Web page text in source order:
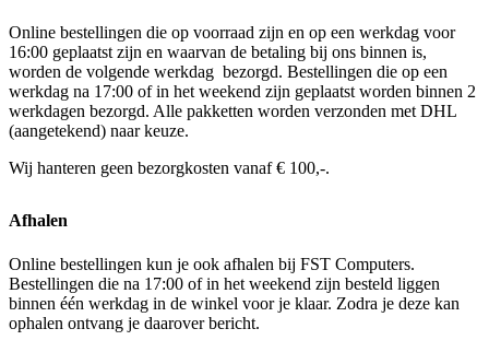
Online bestellingen die op voorraad zijn en op een werkdag voor
16:00 geplaatst zijn en waarvan de betaling bij ons binnen is,
worden de volgende werkdag bezorgd. Bestellingen die op een
werkdag na 17:00 of in het weekend zijn geplaatst worden binnen 2
werkdagen bezorgd. Alle pakketten worden verzonden met DHL
(aangetekend) naar keuze.
Wij hanteren geen bezorgkosten vanaf € 100,-.
Afhalen
Online bestellingen kun je ook afhalen bij FST Computers.
Bestellingen die na 17:00 of in het weekend zijn besteld liggen
binnen één werkdag in de winkel voor je klaar. Zodra je deze kan
ophalen ontvang je daarover bericht.